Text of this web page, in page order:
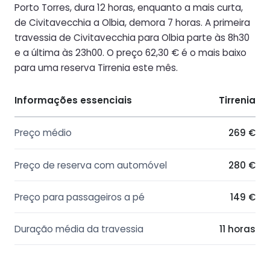
Porto Torres, dura 12 horas, enquanto a mais curta,
de Civitavecchia a Olbia, demora 7 horas. A primeira
travessia de Civitavecchia para Olbia parte às 8h30
e a última às 23h00. O preço 62,30 € é o mais baixo
para uma reserva Tirrenia este mês.
Informações essenciais Tirrenia
Preço médio 269 €
Preço de reserva com automóvel 280 €
Preço para passageiros a pé 149 €
Duração média da travessia 11 horas